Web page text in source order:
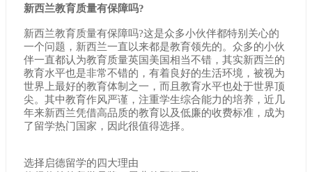
新西兰教育质量有保障吗?
新西兰教育质量有保障吗?这是众多小伙伴都特别关心的
一个问题，新西兰一直以来都是教育领先的。众多的小伙
伴一直都认为教育质量英国美国相当不错，其实新西兰的
教育水平也是非常不错的，有着良好的生活环境，被视为
世界上最好的教育体制之一，而且教育水平也处于世界顶
尖。其中教育作风严谨，注重学生综合能力的培养，近几
年来新西兰凭借高品质的教育以及低廉的收费标准，成为
了留学热门国家，因此很值得选择。
选择启德留学的四大理由